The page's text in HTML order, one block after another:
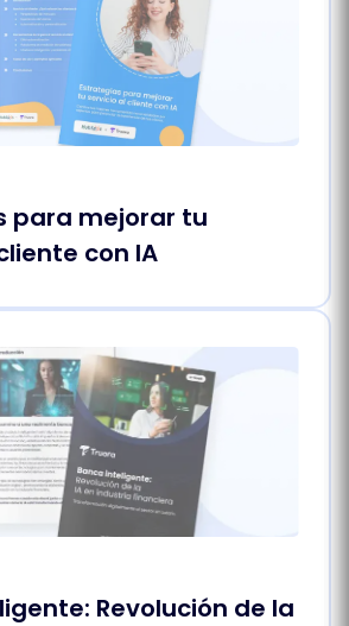
para mejorar tu
con IA
Revolución de la